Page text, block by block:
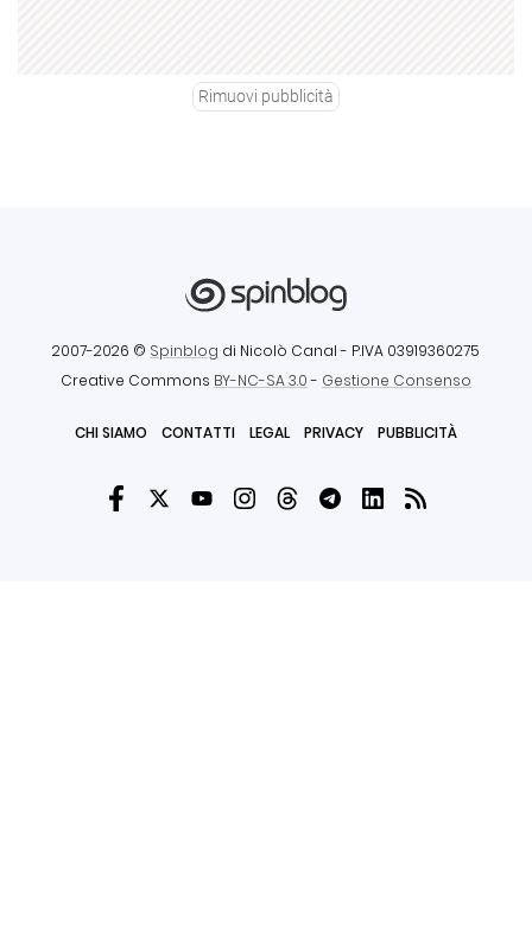
Rimuovi pubblicità
2007-2026 © Spinblog di Nicolò Canal - P.IVA 03919360275
Creative Commons BY-NC-SA 3.0- Gestione Consenso
CHI SIAMO CONTATTI LEGAL PRIVACY PUBBLICITÀ